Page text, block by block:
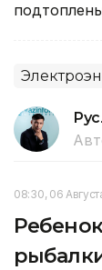
08:30, 06